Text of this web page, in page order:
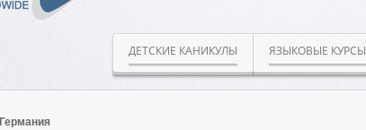
ДЕТСКИЕ КАНИКУЛЫ ЯЗЫКОВЫЕ КУРСЫ
Германия